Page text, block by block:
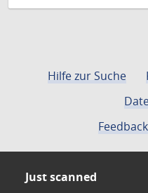
Hilfe zur Suche
Feedback
Just scanned